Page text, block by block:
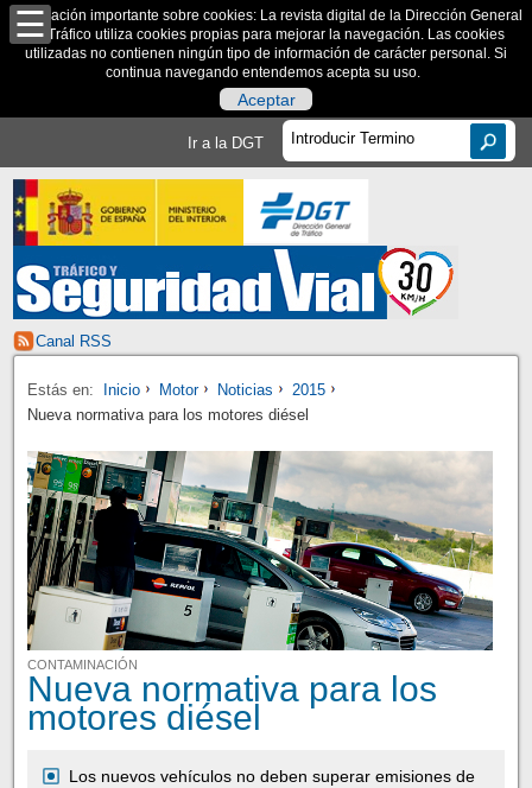
Información importante sobre cookies: La revista digital de la Dirección General
de Tráfico utiliza cookies propias para mejorar la navegación. Las cookies
utilizadas no contienen ningún tipo de información de carácter personal. Si
continua navegando entendemos acepta su uso.
Aceptar
Ir a la DGT
Canal RSS
Estás en: Inicio Motor Noticias
2015
Nueva normativa para los motores diésel
CONTAMINACIÓN
Nueva normativa para los
motores diésel
Los nuevos vehículos no deben superar emisiones de